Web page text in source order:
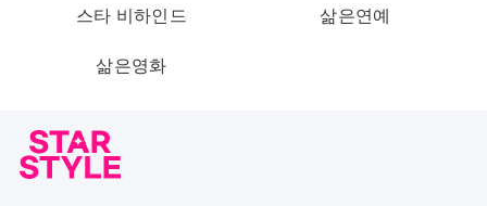
스타 비하인드 삶은연예
삶은영화